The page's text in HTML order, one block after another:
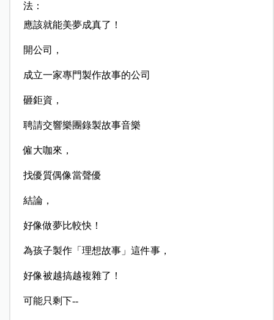
法：
應該就能美夢成真了！
開公司，
成立一家專門製作故事的公司
砸鉅資，
聘請交響樂團錄製故事音樂
僱大咖來，
找優質偶像當聲優
結論，
好像做夢比較快！
為孩子製作「理想故事」這件事，
好像被越搞越複雜了！
可能只剩下--